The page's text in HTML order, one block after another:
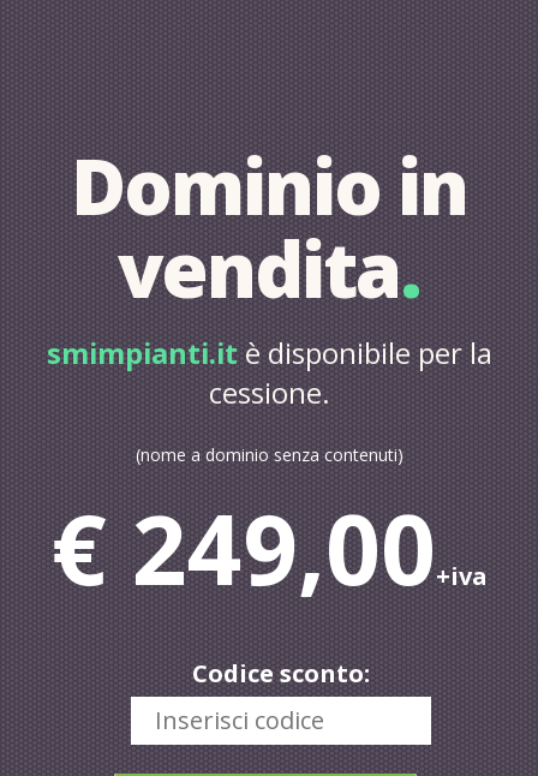
Dominio in
vendita.
smimpianti.itè disponibile per la
cessione.
(nome a dominio senza contenuti)
€ 249,00+iva
Codice sconto: